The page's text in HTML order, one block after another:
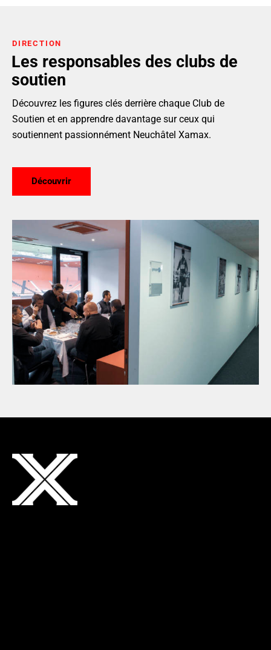
DIRECTION
Les responsables des clubs de
soutien
Découvrez les figures clés derrière chaque Club de
Soutien et en apprendre davantage sur ceux qui
soutiennent passionnément Neuchâtel Xamax.
Découvrir